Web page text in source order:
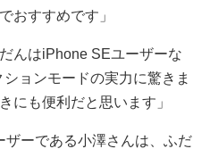
おすすめです」
んはiPhone SEユーザーな
ョンモードの実力に驚きま
にも便利だと思います」
ーである小澤さんは、ふだ